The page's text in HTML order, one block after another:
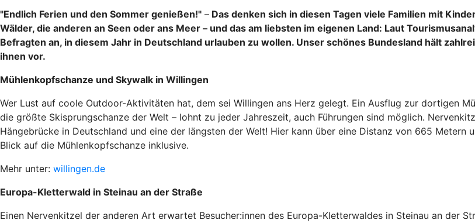
"Endlich Ferien und den Sommer genießen!" – Das denken sich in diesen Tagen viele Familien mit
Wälder, die anderen an Seen oder ans Meer – und das am liebsten im eigenen Land: Laut
Befragten an, in diesem Jahr in Deutschland urlauben zu wollen. Unser schönes Bundesland hält
ihnen vor.
Mühlenkopfschanze und Skywalk in Willingen
Wer Lust auf coole Outdoor-Aktivitäten hat, dem sei Willingen ans Herz gelegt. Ein Ausflug zur dortigen
die größte Skisprungschanze der Welt – lohnt zu jeder Jahreszeit, auch Führungen sind möglich.
Hängebrücke in Deutschland und eine der längsten der Welt! Hier kann über eine Distanz von 665
Blick auf die Mühlenkopfschanze inklusive.
Mehr unter: willingen.de
Europa-Kletterwald in Steinau an der Straße
Einen Nervenkitzel der anderen Art erwartet Besucher:innen des Europa-Kletterwaldes in Steinau an der